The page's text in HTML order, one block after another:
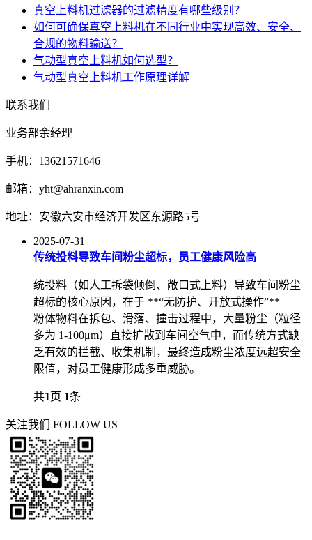
真空上料机过滤器的过滤精度有哪些级别？
如何可确保真空上料机在不同行业中实现高效、安全、
合规的物料输送？
气动型真空上料机如何选型？
气动型真空上料机工作原理详解
联系我们
业务部余经理
手机：13621571646
邮箱：yht@ahranxin.com
地址：安徽六安市经济开发区东源路5号
2025-07-31
传统投料导致车间粉尘超标，员工健康风险高
统投料（如人工拆袋倾倒、敞口式上料）导致车间粉尘
超标的核心原因，在于 **“无防护、开放式操作”**——
粉体物料在拆包、滑落、撞击过程中，大量粉尘（粒径
多为 1-100μm）直接扩散到车间空气中，而传统方式缺
乏有效的拦截、收集机制，最终造成粉尘浓度远超安全
限值，对员工健康形成多重威胁。
共1页 1条
关注我们 FOLLOW US